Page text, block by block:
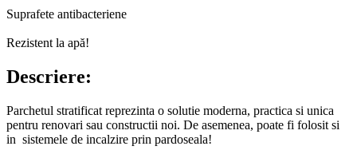
Suprafete antibacteriene
Rezistent la apă!
Descriere:
Parchetul stratificat reprezinta o solutie moderna, practica si unica
pentru renovari sau constructii noi. De asemenea, poate fi folosit si
in sistemele de incalzire prin pardoseala!